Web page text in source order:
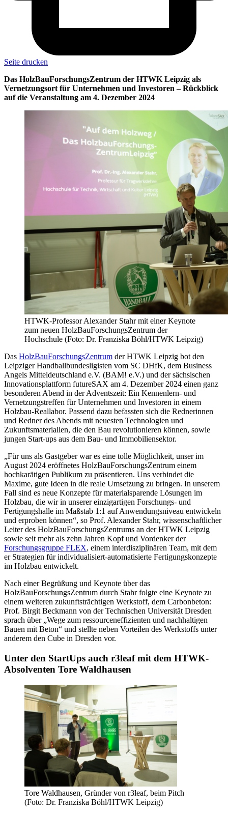
Seite drucken
Das HolzBauForschungsZentrum der HTWK Leipzig als
Vernetzungsort für Unternehmen und Investoren – Rückblick
auf die Veranstaltung am 4. Dezember 2024
HTWK-Professor Alexander Stahr mit einer Keynote
zum neuen HolzBauForschungsZentrum der
Hochschule (Foto: Dr. Franziska Böhl/HTWK Leipzig)
Das HolzBauForschungsZentrum der HTWK Leipzig bot den
Leipziger Handballbundesligisten vom SC DHfK, dem Business
Angels Mitteldeutschland e.V. (BAM! e.V.) und der sächsischen
Innovationsplattform futureSAX am 4. Dezember 2024 einen ganz
besonderen Abend in der Adventszeit: Ein Kennenlern- und
Vernetzungstreffen für Unternehmen und Investoren in einem
Holzbau-Reallabor. Passend dazu befassten sich die Rednerinnen
und Redner des Abends mit neuesten Technologien und
Zukunftsmaterialien, die den Bau revolutionieren können, sowie
jungen Start-ups aus dem Bau- und Immobiliensektor.
„Für uns als Gastgeber war es eine tolle Möglichkeit, unser im
August 2024 eröffnetes HolzBauForschungsZentrum einem
hochkarätigen Publikum zu präsentieren. Uns verbindet die
Maxime, gute Ideen in die reale Umsetzung zu bringen. In unserem
Fall sind es neue Konzepte für materialsparende Lösungen im
Holzbau, die wir in unserer einzigartigen Forschungs- und
Fertigungshalle im Maßstab 1:1 auf Anwendungsniveau entwickeln
und erproben können“, so Prof. Alexander Stahr, wissenschaftlicher
Leiter des HolzBauForschungsZentrums an der HTWK Leipzig
sowie seit mehr als zehn Jahren Kopf und Vordenker der
Forschungsgruppe FLEX, einem interdisziplinären Team, mit dem
er Strategien für individualisiert-automatisierte Fertigungskonzepte
im Holzbau entwickelt.
Nach einer Begrüßung und Keynote über das
HolzBauForschungsZentrum durch Stahr folgte eine Keynote zu
einem weiteren zukunftsträchtigen Werkstoff, dem Carbonbeton:
Prof. Birgit Beckmann von der Technischen Universität Dresden
sprach über „Wege zum ressourceneffizienten und nachhaltigen
Bauen mit Beton“ und stellte neben Vorteilen des Werkstoffs unter
anderem den Cube in Dresden vor.
Unter den StartUps auch r3leaf mit dem HTWK-
Absolventen Tore Waldhausen
Tore Waldhausen, Gründer von r3leaf, beim Pitch
(Foto: Dr. Franziska Böhl/HTWK Leipzig)